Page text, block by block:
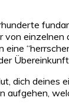
dich deines